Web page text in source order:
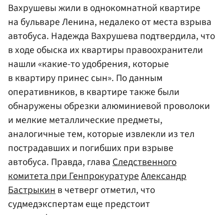
Вахрушевы жили в однокомнатной квартире
на бульваре Ленина, недалеко от места взрыва
автобуса. Надежда Вахрушева подтвердила, что
в ходе обыска их квартиры правоохранители
нашли «какие-то удобрения, которые
в квартиру принес сын». По данным
оперативников, в квартире также были
обнаружены обрезки алюминиевой проволоки
и мелкие металлические предметы,
аналогичные тем, которые извлекли из тел
пострадавших и погибших при взрыве
автобуса. Правда, главаСледственного
комитета при ГенпрокуратуреАлександр
Бастрыкинв четверг отметил, что
судмедэкспертам еще предстоит